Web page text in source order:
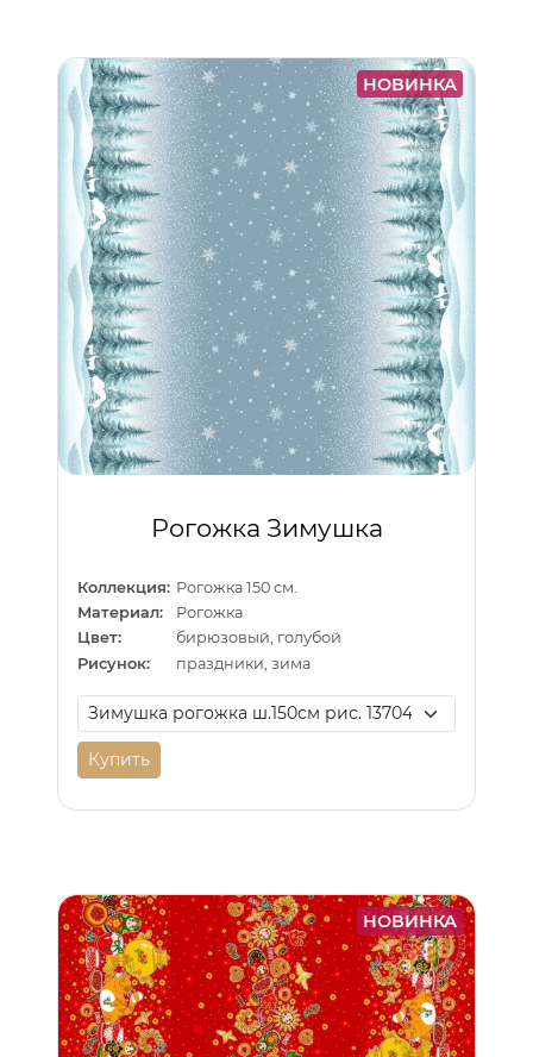
НОВИНКА
Рогожка Зимушка
Коллекция: Рогожка 150 см.
Материал:
Рогожка
Цвет:
бирюзовый, голубой
Рисунок:
праздники, зима
Купить
НОВИНКА